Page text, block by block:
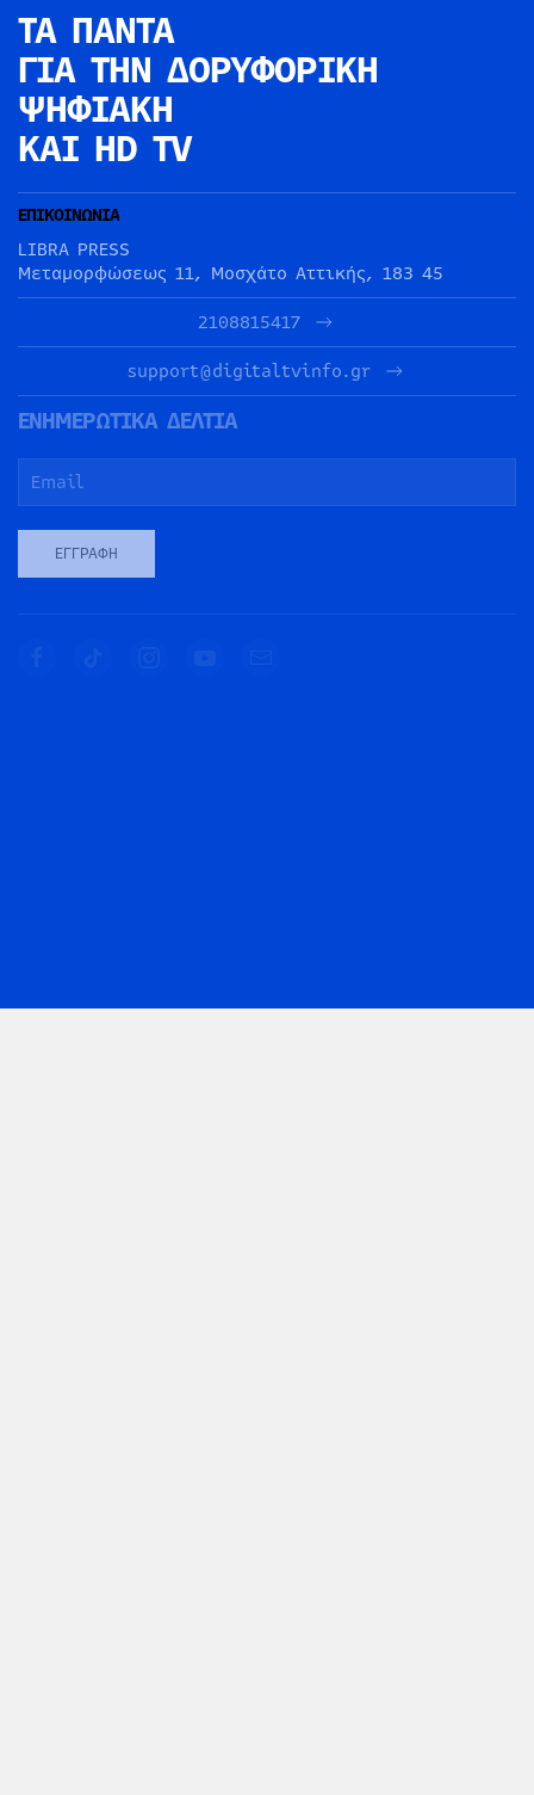
ΤΑ ΠΑΝΤΑ
ΓΙΑ ΤΗΝ ΔΟΡΥΦΟΡΙΚΗ
ΨΗΦΙΑΚΗ
ΚΑΙ HD TV
ΕΠΙΚΟΙΝΩΝΙΑ
LIBRA PRESS
Μεταμορφώσεως 11, Μοσχάτο Αττικής, 183 45
2108815417
support@digitaltvinfo.gr
ΕΝΗΜΕΡΩΤΙΚΑ ΔΕΛΤΙΑ
ΕΓΓΡΑΦΉ